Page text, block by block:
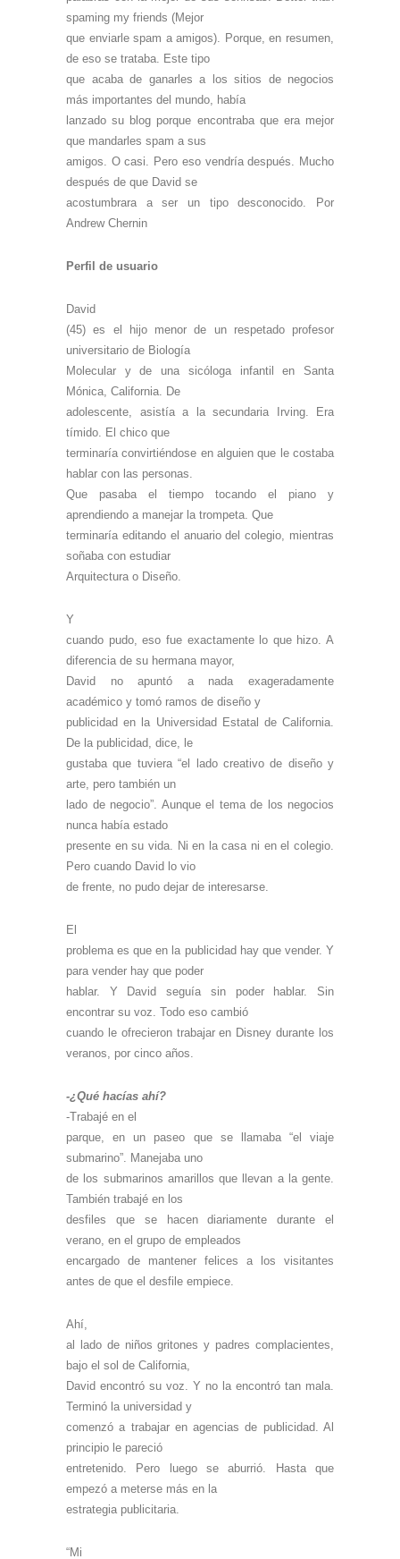
spaming my friends (Mejor
que enviarle spam a amigos). Porque, en resumen,
de eso se trataba. Este tipo
que acaba de ganarles a los sitios de negocios
más importantes del mundo, había
lanzado su blog porque encontraba que era mejor
que mandarles spam a sus
amigos. O casi. Pero eso vendría después. Mucho
después de que David se
acostumbrara a ser un tipo desconocido. Por
Andrew Chernin
Perfil de usuario
David
(45) es el hijo menor de un respetado profesor
universitario de Biología
Molecular y de una sicóloga infantil en Santa
Mónica, California. De
adolescente, asistía a la secundaria Irving. Era
tímido. El chico que
terminaría convirtiéndose en alguien que le costaba
hablar con las personas.
Que pasaba el tiempo tocando el piano y
aprendiendo a manejar la trompeta. Que
terminaría editando el anuario del colegio, mientras
soñaba con estudiar
Arquitectura o Diseño.
Y
cuando pudo, eso fue exactamente lo que hizo. A
diferencia de su hermana mayor,
David no apuntó a nada exageradamente
académico y tomó ramos de diseño y
publicidad en la Universidad Estatal de California.
De la publicidad, dice, le
gustaba que tuviera “el lado creativo de diseño y
arte, pero también un
lado de negocio”. Aunque el tema de los negocios
nunca había estado
presente en su vida. Ni en la casa ni en el colegio.
Pero cuando David lo vio
de frente, no pudo dejar de interesarse.
El
problema es que en la publicidad hay que vender. Y
para vender hay que poder
hablar. Y David seguía sin poder hablar. Sin
encontrar su voz. Todo eso cambió
cuando le ofrecieron trabajar en Disney durante los
veranos, por cinco años.
-¿Qué hacías ahí?
-Trabajé en el
parque, en un paseo que se llamaba “el viaje
submarino”. Manejaba uno
de los submarinos amarillos que llevan a la gente.
También trabajé en los
desfiles que se hacen diariamente durante el
verano, en el grupo de empleados
encargado de mantener felices a los visitantes
antes de que el desfile empiece.
Ahí,
al lado de niños gritones y padres complacientes,
bajo el sol de California,
David encontró su voz. Y no la encontró tan mala.
Terminó la universidad y
comenzó a trabajar en agencias de publicidad. Al
principio le pareció
entretenido. Pero luego se aburrió. Hasta que
empezó a meterse más en la
estrategia publicitaria.
“Mi